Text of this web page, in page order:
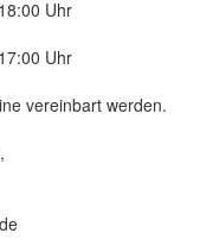
Uhr
Uhr
vereinbart werden.